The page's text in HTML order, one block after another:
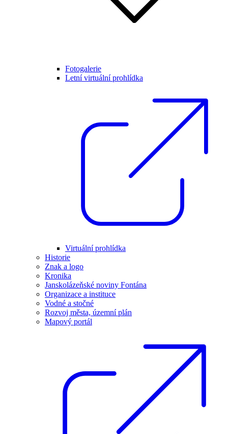
Fotogalerie
Letní virtuální prohlídka
Virtuální prohlídka
Historie
Znak a logo
Kronika
Janskolázeňské noviny Fontána
Organizace a instituce
Vodné a stočné
Rozvoj města, územní plán
Mapový portál